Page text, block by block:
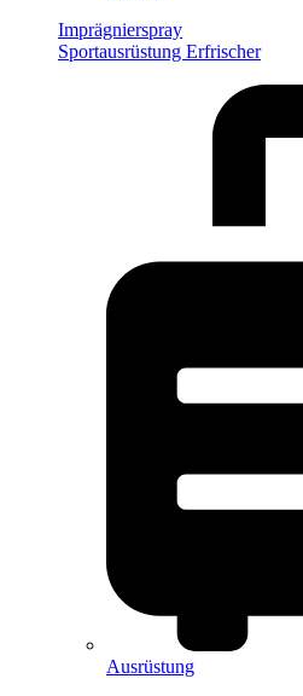
Imprägnierspray
Sportausrüstung Erfrischer
Ausrüstung